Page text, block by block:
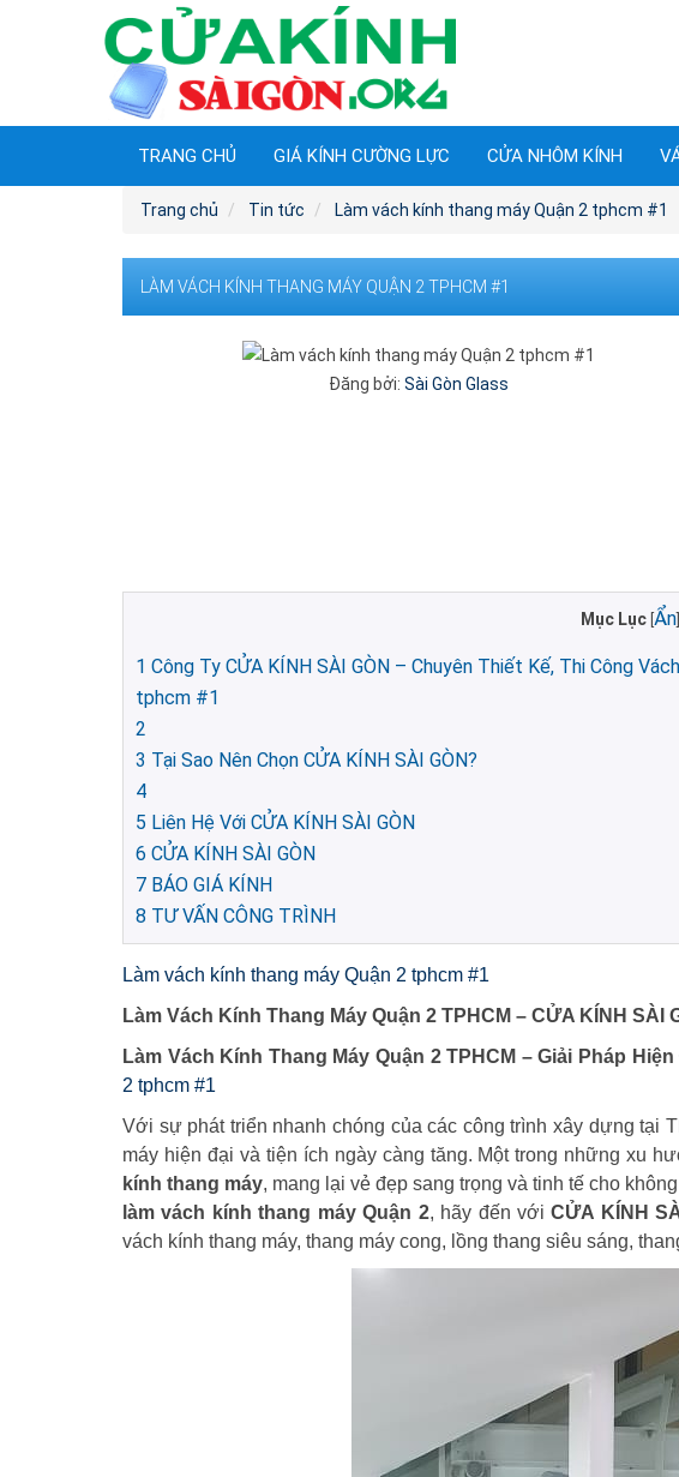
TRANG CHỦ GIÁ KÍNH CƯỜNG LỰC CỬA NHÔM KÍNH
Trang chủ Tin tức Làm vách kính thang máy Quận 2 tphcm #1
LÀM VÁCH KÍNH THANG MÁY QUẬN 2 TPHCM #1
Đăng bởi:Sài Gòn Glass
Mục Lục Ẩn
1 Công Ty CỬA KÍNH SÀI GÒN – Chuyên Thiết Kế, Thi Công
tphcm #1
2
3 Tại Sao Nên Chọn CỬA KÍNH SÀI GÒN?
4
5 Liên Hệ Với CỬA KÍNH SÀI GÒN
6 CỬA KÍNH SÀI GÒN
7 BÁO GIÁ KÍNH
8 TƯ VẤN CÔNG TRÌNH
Làm vách kính thang máy Quận 2 tphcm #1
Làm Vách Kính Thang Máy Quận 2 TPHCM – CỬA KÍNH SÀI
Làm Vách Kính Thang Máy Quận 2 TPHCM – Giải Pháp
2 tphcm #1
Với sự phát triển nhanh chóng của các công trình xây dựng tại
máy hiện đại và tiện ích ngày càng tăng. Một trong những xu
kính thang máy, mang lại vẻ đẹp sang trọng và tinh tế cho
làm vách kính thang máy Quận 2, hãy đến vớiCỬA KÍNH
vách kính thang máy, thang máy cong, lồng thang siêu sáng,